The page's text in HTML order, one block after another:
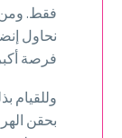
فقط.
نحاول
فرصة
وللقيام
بحقن